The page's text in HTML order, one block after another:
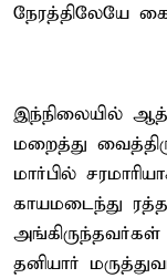
நேரத்திலேயே
இந்நிலையில்
மறைத்து
மார்பில்
காயமடைந்து
தனியார்